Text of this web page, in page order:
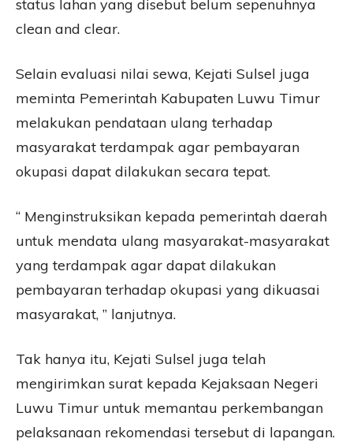
status lahan yang disebut belum sepenuhnya
clean and clear.
Selain evaluasi nilai sewa, Kejati Sulsel juga
meminta Pemerintah Kabupaten Luwu Timur
melakukan pendataan ulang terhadap
masyarakat terdampak agar pembayaran
okupasi dapat dilakukan secara tepat.
“ Menginstruksikan kepada pemerintah daerah
untuk mendata ulang masyarakat-masyarakat
yang terdampak agar dapat dilakukan
pembayaran terhadap okupasi yang dikuasai
masyarakat, ” lanjutnya.
Tak hanya itu, Kejati Sulsel juga telah
mengirimkan surat kepada Kejaksaan Negeri
Luwu Timur untuk memantau perkembangan
pelaksanaan rekomendasi tersebut di lapangan.